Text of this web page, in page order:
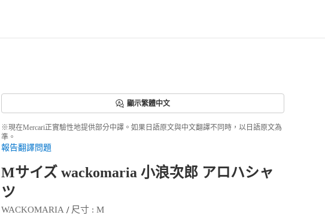
顯示繁體中文
※現在Mercari正實驗性地提供部分中譯。如果日語原文與中文翻譯不同時，以日語原文為
準。
報告翻譯問題
Mサイズ wackomaria 小浪次郎 アロハシャ
ツ
WACKOMARIA / 尺寸 : M